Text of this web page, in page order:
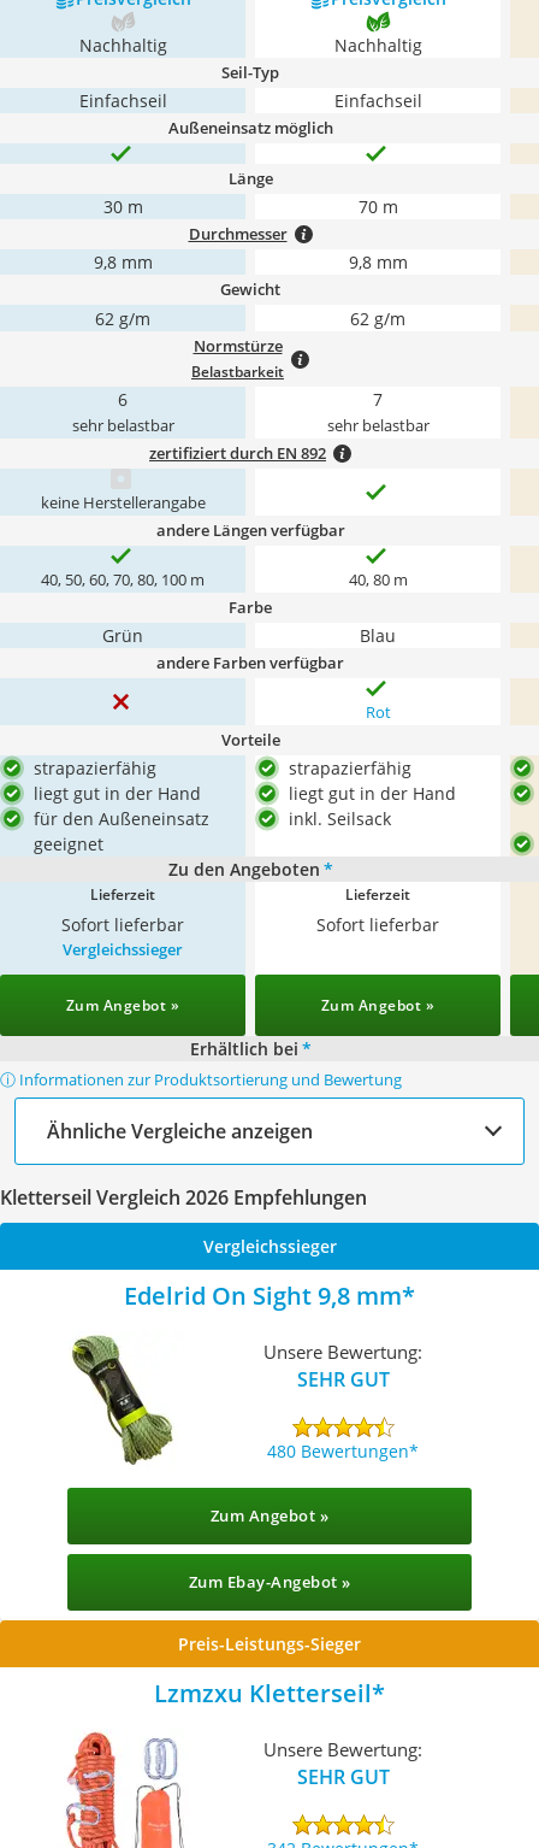
Nachhaltig Nachhaltig
Seil-Typ
Einfachseil Einfachseil
Außeneinsatz möglich
Länge
30 m 70 m
Durchmesser
9,8 mm 9,8 mm
Gewicht
62 g/m 62 g/m
Normstürze
Belastbarkeit
6
sehr belastbar
7
sehr belastbar
zertifiziert durch EN 892
keine Herstellerangabe
andere Längen verfügbar
40, 50, 60, 70, 80, 100 m 40, 80 m
Farbe
Grün Blau
andere Farben verfügbar
Rot
Vorteile
strapazierfähig
liegt gut in der Hand
für den Außeneinsatz
geeignet
strapazierfähig
liegt gut in der Hand
inkl. Seilsack
Zu den Angeboten *
Lieferzeit
Sofort lieferbar
Lieferzeit
Sofort lieferbar
Vergleichssieger
Zum Angebot » Zum Angebot »
Erhältlich bei *
ⓘ Informationen zur Produktsortierung und Bewertung
Ähnliche Vergleiche anzeigen
Kletterseil Vergleich 2026 Empfehlungen
Vergleichssieger
Edelrid On Sight 9,8 mm
Unsere Bewertung:
SEHR GUT
480 Bewertungen
Zum Angebot »
Zum Ebay-Angebot »
Preis-Leistungs-Sieger
Lzmzxu Kletterseil
Unsere Bewertung:
SEHR GUT